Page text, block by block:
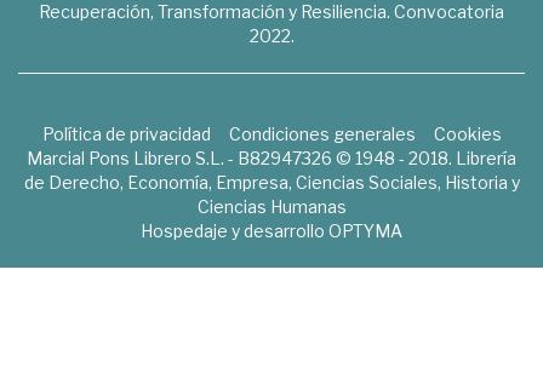
Recuperación, Transformación y Resiliencia. Convocatoria
2022.
Política de privacidad Condiciones generales
Cookies
Marcial Pons Librero S.L. - B82947326 © 1948 - 2018. Librería
de Derecho, Economía, Empresa, Ciencias Sociales, Historia y
Ciencias Humanas
Hospedaje y desarrollo OPTYMA